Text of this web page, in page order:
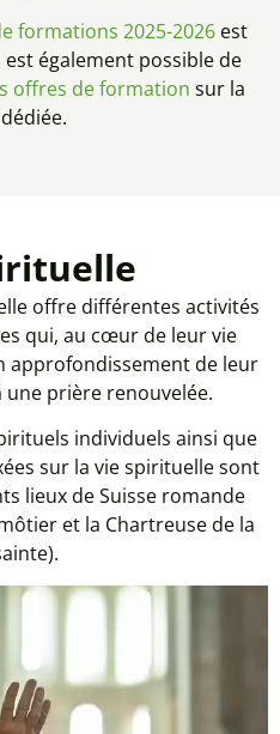
formations 2025-2026 est
également possible de
offres de formation sur la
offre différentes activités
qui, au cœur de leur vie
approfondissement de leur
prière renouvelée.
individuels ainsi que
sur la vie spirituelle sont
lieux de Suisse romande
et la Chartreuse de la